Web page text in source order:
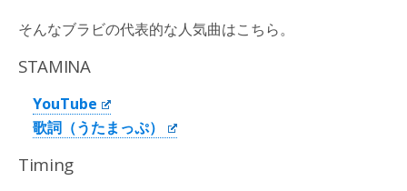
そんなブラビの代表的な人気曲はこちら。
STAMINA
YouTube
歌詞（うたまっぷ）
Timing